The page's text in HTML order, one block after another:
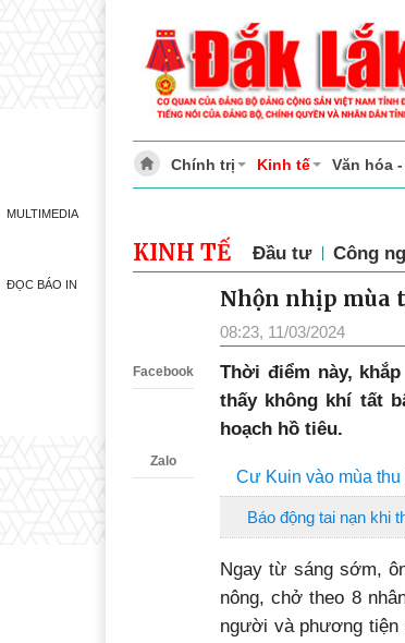
MULTIMEDIA
ĐỌC BÁO IN
Chính trị Kinh tế Văn hóa
KINH TẾ Đầu tư Công
Facebook
Zalo
Nhộn nhịp mùa
08:23, 11/03/2024
Thời điểm này,
thấy không khí tất
hoạch hồ tiêu.
Cư Kuin vào mùa thu
Báo động tai nạn khi
Ngay từ sáng sớm,
nông, chở theo 8
người và phương tiện